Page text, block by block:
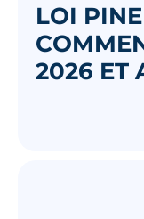
LOI
2026 ET